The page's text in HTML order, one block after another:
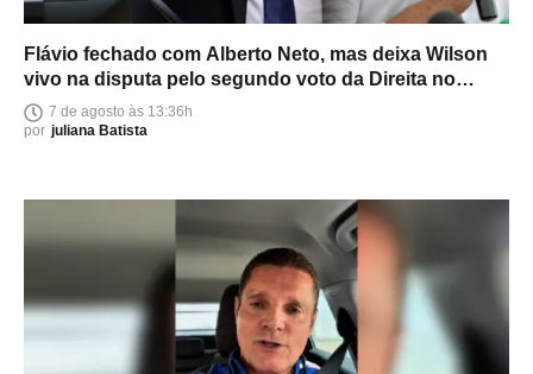
Flávio fechado com Alberto Neto, mas deixa Wilson
vivo na disputa pelo segundo voto da Direita no
Amazonas
7 de agosto às 13:36h
por juliana Batista